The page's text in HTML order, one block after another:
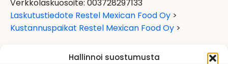
Hallinnoi suostumusta
Verkkolaskuosoite: 003728297133
Laskutustiedote Restel Mexican Food Oy >
Kustannuspaikat Restel Mexican Food Oy >
Restel Fast Food Oy